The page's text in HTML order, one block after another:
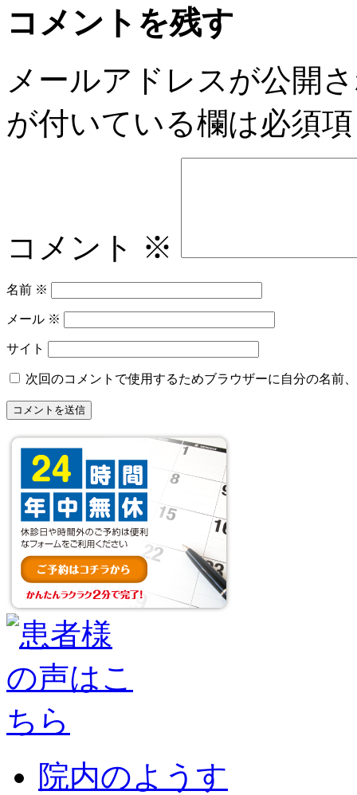
コメントを残す
メールアドレスが公開
が付いている欄は必須
コメント ※
名前 ※
メール ※
サイト
次回のコメントで使用するためブラウザーに自分の名前
院内のようす